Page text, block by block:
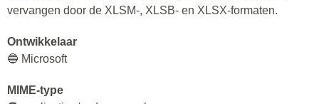
vervangen door de XLSM-, XLSB- en XLSX-formaten.
Ontwikkelaar
🔵 Microsoft
MIME-type